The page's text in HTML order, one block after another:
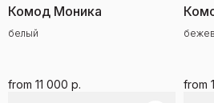
Комод Моника
белый
from 11 000 р. from